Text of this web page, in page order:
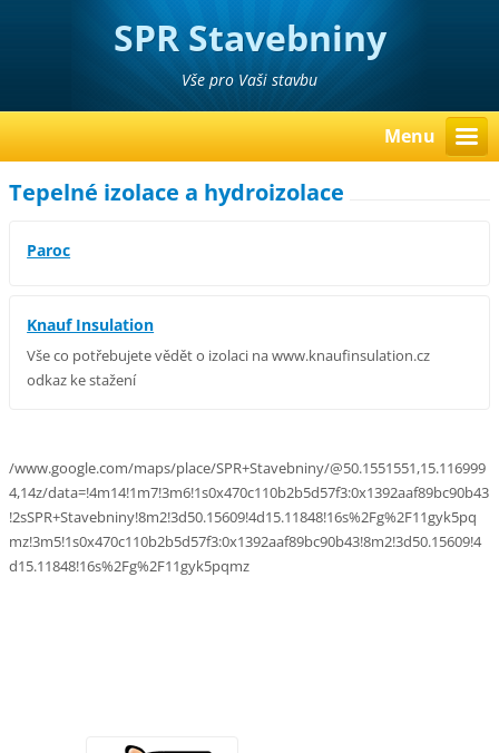
SPR Stavebniny
Poděbrady Pavel Richter
Vše pro Vaši stavbu
Menu
Tepelné izolace a hydroizolace
Paroc
Knauf Insulation
Vše co potřebujete vědět o izolaci na www.knaufinsulation.cz
odkaz ke stažení
/www.google.com/maps/place/SPR+Stavebniny/@50.1551551,15.116999
4,14z/data=!4m14!1m7!3m6!1s0x470c110b2b5d57f3:0x1392aaf89bc90b43
!2sSPR+Stavebniny!8m2!3d50.15609!4d15.11848!16s%2Fg%2F11gyk5pq
mz!3m5!1s0x470c110b2b5d57f3:0x1392aaf89bc90b43!8m2!3d50.15609!4
d15.11848!16s%2Fg%2F11gyk5pqmz